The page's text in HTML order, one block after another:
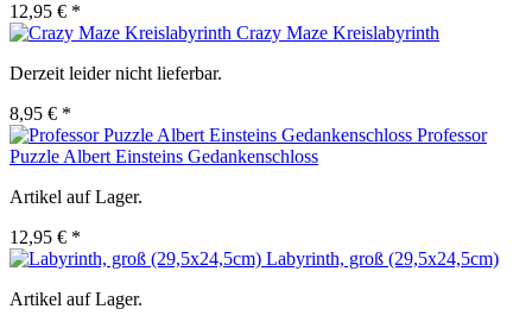
12,95 € *
Crazy Maze Kreislabyrinth
Derzeit leider nicht lieferbar.
8,95 € *
Professor
Puzzle Albert Einsteins Gedankenschloss
Artikel auf Lager.
12,95 € *
Labyrinth, groß (29,5x24,5cm)
Artikel auf Lager.